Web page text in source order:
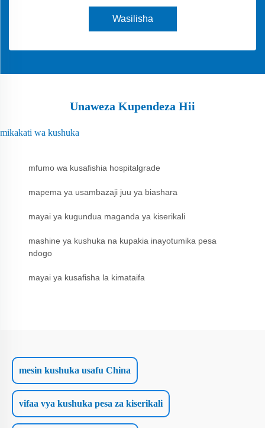
Wasilisha
Unaweza Kupendeza Hii
mikakati wa kushuka
mfumo wa kusafishia hospitalgrade
mapema ya usambazaji juu ya biashara
mayai ya kugundua maganda ya kiserikali
mashine ya kushuka na kupakia inayotumika pesa
ndogo
mayai ya kusafisha la kimataifa
mesin kushuka usafu China
vifaa vya kushuka pesa za kiserikali